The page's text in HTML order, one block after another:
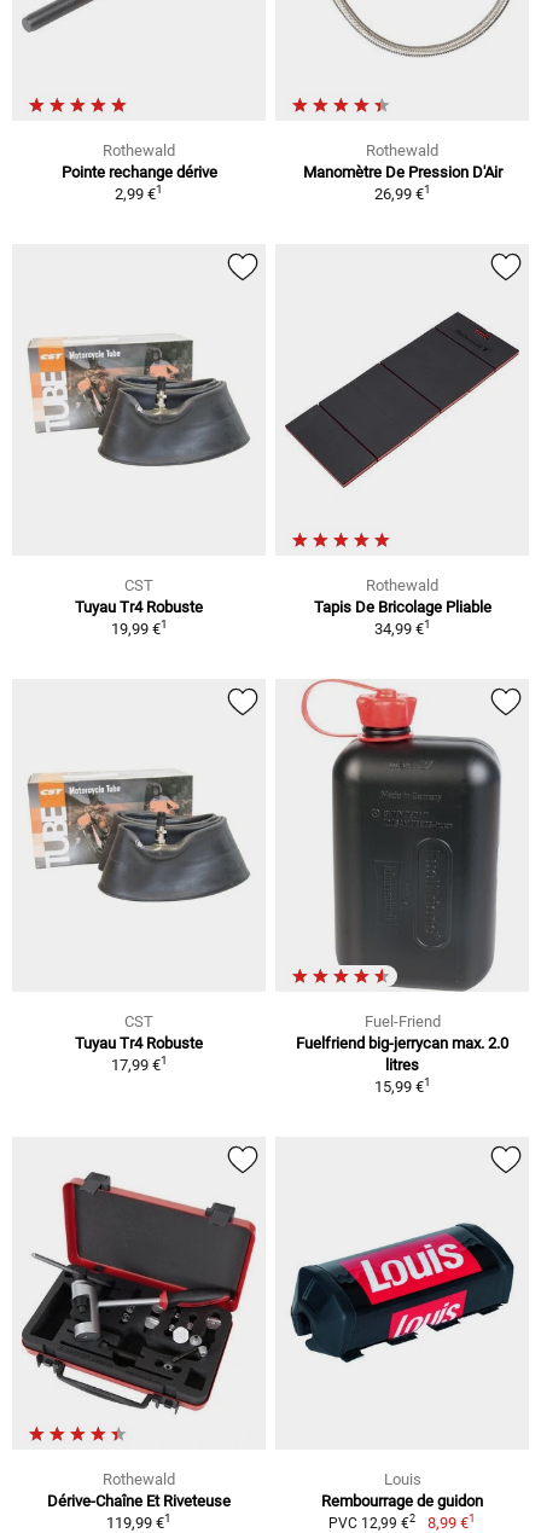
Rothewald
Pointe rechange dérive
2,99 €1
Rothewald
Manomètre De Pression D'Air
26,99 €1
CST
Tuyau Tr4 Robuste
19,99 €1
Rothewald
Tapis De Bricolage Pliable
34,99 €1
CST
Tuyau Tr4 Robuste
17,99 €1
Fuel-Friend
Fuelfriend big-jerrycan max. 2.0
litres
15,99 €1
Rothewald
Dérive-Chaîne Et Riveteuse
119,99 €1
Louis
Rembourrage de guidon
PVC 12,99 €2 8,99 €1